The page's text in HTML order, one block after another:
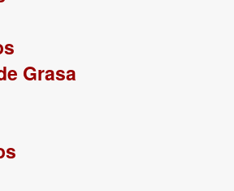
Grasa